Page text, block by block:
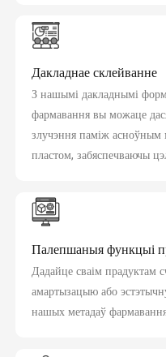
Дакладнае склейванне
З нашымі дакладнымі
фармавання вы можаце
злучэння паміж асноўным
пластом, забяспечваючы
Палепшаныя функцыі
Дадайце сваім прадуктам
амартызацыю або
нашых метадаў